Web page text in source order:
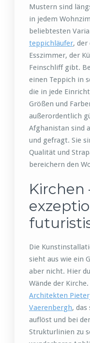
Mustern sind
in jedem
beliebtesten
teppichläufer, der
Esszimmer, der
Feinschliff gibt.
einen Teppich in
die in jede
Größen und
außerordentlich
Afghanistan sind
und gefragt. Sie
Qualität und
bereichern den
Die
sieht aus wie ein
aber nicht. Hier
Wände der
Architekten
Vaerenbergh,
auflöst und bei
Strukturlinien zu